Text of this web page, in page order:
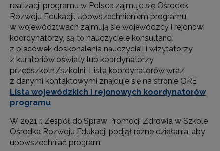
realizacji programu w Polsce zajmuje się Ośrodek
Rozwoju Edukacji. Upowszechnieniem programu
w województwach zajmują się wojewódzcy i rejonowi
koordynatorzy, są to nauczyciele konsultanci
z placówek doskonalenia nauczycieli i wizytatorzy
z kuratoriów oświaty lub koordynatorzy
przedszkolni/szkolni. Lista koordynatorów wraz
z danymi kontaktowymi znajduje się na stronie ORE
Lista wojewódzkich i rejonowych koordynatorów
programu
W 2021 r. Zespół do Spraw Promocji Zdrowia w Szkole
Ośrodka Rozwoju Edukacji podjął różne działania, aby
upowszechniać program: